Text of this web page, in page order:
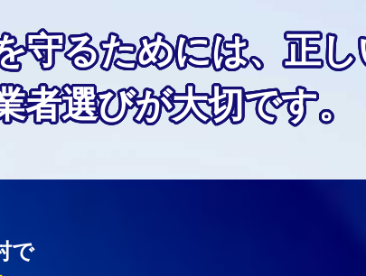
守るためには、正
者選びが大切です。
で